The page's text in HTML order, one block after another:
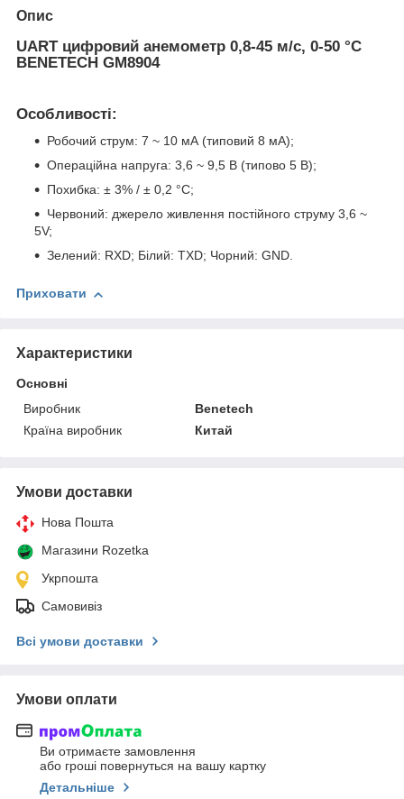
Опис
UART цифровий анемометр 0,8-45 м/с, 0-50 °C
BENETECH GM8904
Особливості:
Робочий струм: 7 ~ 10 мА (типовий 8 мА);
Операційна напруга: 3,6 ~ 9,5 В (типово 5 В);
Похибка: ± 3% / ± 0,2 °C;
Червоний: джерело живлення постійного струму 3,6 ~
5V;
Зелений: RXD; Білий: TXD; Чорний: GND.
Приховати
Характеристики
Основні
Виробник
Benetech
Країна виробник
Китай
Умови доставки
Нова Пошта
Магазини Rozetka
Укрпошта
Самовивіз
Всі умови доставки
Умови оплати
Ви отримаєте замовлення
або гроші повернуться на вашу картку
Детальніше